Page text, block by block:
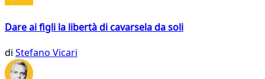
Dare ai figli la libertà di cavarsela da soli
di Stefano Vicari